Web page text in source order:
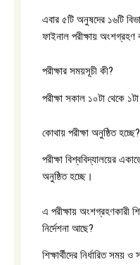
এবার ৫টি অনুষদের ১৬টি
ফাইনাল পরীক্ষায় অংশগ্রহণ
পরীক্ষার সময়সূচী কী?
পরীক্ষা সকাল ১০টা থেকে
কোথায় পরীক্ষা অনুষ্ঠিত হচ্ছে?
পরীক্ষা বিশ্ববিদ্যালয়ের
অনুষ্ঠিত হচ্ছে।
এ পরীক্ষায় অংশগ্রহণকারী
নির্দেশনা আছে?
শিক্ষার্থীদের নির্ধারিত সময়